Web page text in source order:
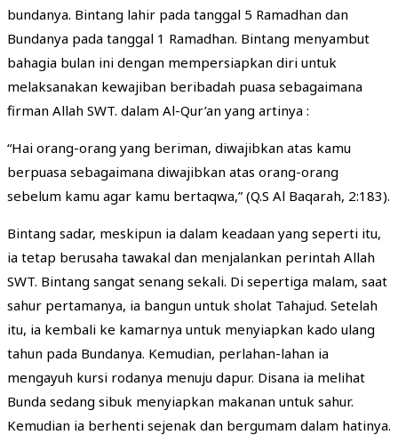
bundanya. Bintang lahir pada tanggal 5 Ramadhan dan
Bundanya pada tanggal 1 Ramadhan. Bintang menyambut
bahagia bulan ini dengan mempersiapkan diri untuk
melaksanakan kewajiban beribadah puasa sebagaimana
firman Allah SWT. dalam Al-Qur’an yang artinya :
“Hai orang-orang yang beriman, diwajibkan atas kamu
berpuasa sebagaimana diwajibkan atas orang-orang
sebelum kamu agar kamu bertaqwa,” (Q.S Al Baqarah, 2:183).
Bintang sadar, meskipun ia dalam keadaan yang seperti itu,
ia tetap berusaha tawakal dan menjalankan perintah Allah
SWT. Bintang sangat senang sekali. Di sepertiga malam, saat
sahur pertamanya, ia bangun untuk sholat Tahajud. Setelah
itu, ia kembali ke kamarnya untuk menyiapkan kado ulang
tahun pada Bundanya. Kemudian, perlahan-lahan ia
mengayuh kursi rodanya menuju dapur. Disana ia melihat
Bunda sedang sibuk menyiapkan makanan untuk sahur.
Kemudian ia berhenti sejenak dan bergumam dalam hatinya.